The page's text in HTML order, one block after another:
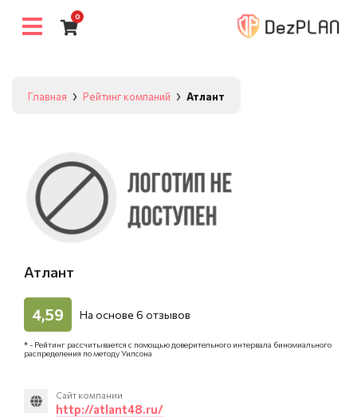
0
Главная Рейтинг компаний Атлант
Атлант
4,59 На основе 6 отзывов
* - Рейтинг рассчитывается с помощью доверительного интервала биномиального
распределения по методу Уилсона
Сайт компании
http://atlant48.ru/